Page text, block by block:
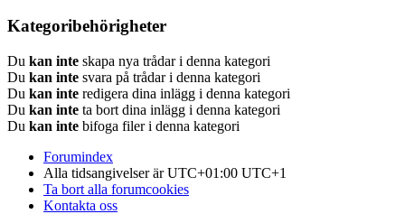
Kategoribehörigheter
Du kan inte skapa nya trådar i denna kategori
Du kan inte svara på trådar i denna kategori
Du kan inte redigera dina inlägg i denna kategori
Du kan inte ta bort dina inlägg i denna kategori
Du kan inte bifoga filer i denna kategori
Forumindex
Alla tidsangivelser är UTC+01:00 UTC+1
Ta bort alla forumcookies
Kontakta oss